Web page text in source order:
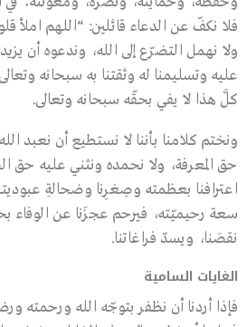
فلا نكفّ عن الدعاء قائلين: “اللهم املأ
ولا نهمل التضرّع إلى الله، وندعوه أن يزيد
عليه وتسليمنا له وثقتنا به سبحانه
كلَّ هذا لا يفي بحقّه سبحانه وتعالى.
ونختم كلامنا بأننا لا نستطيع أن نعبد
حق المعرفة، ولا نحمده ونثني عليه حق
اعترافنا بعظمته وصِغرِنا وضحالةِ
سعة رحيميّته، فيرحم عجزَنا عن الوفاء
نقصَنا، ويسدّ فراغاتنا.
الغايات السامية
فإذا أردنا أن نظفر بتوجّه الله ورحمته